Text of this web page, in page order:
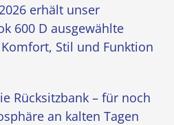
erhält unser
600 D ausgewählte
Stil und Funktion
Rücksitzbank – für noch
an kalten Tagen